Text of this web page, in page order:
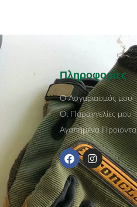
Πληροφορίες
Ο Λογαριασμός μου
Οι Παραγγελίες μου
Αγαπημένα Προϊόντα